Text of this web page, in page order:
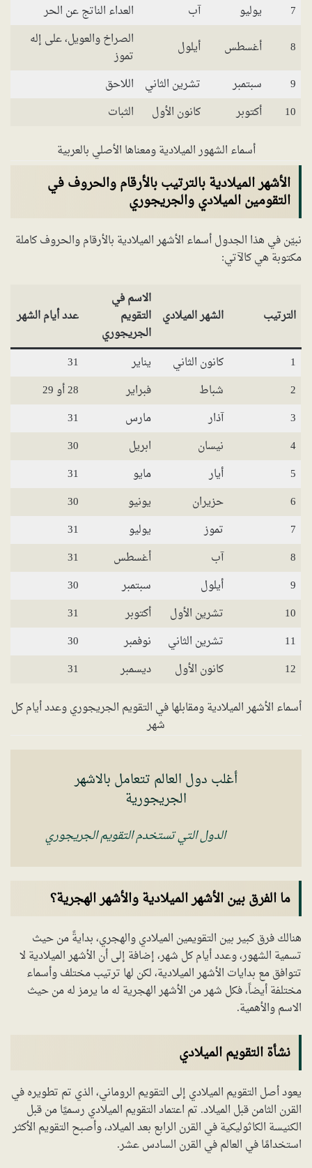
7
يوليو آب
العداء الناتج عن الحر
8
أغسطس أيلول
الصراخ والعويل، على إله
تموز
9
سبتمبر تشرين الثاني
اللاحق
10
أكتوبر كانون الأول
الثبات
أسماء الشهور الميلادية ومعناها الأصلي بالعربية
الأشهر الميلادية بالترتيب بالأرقام والحروف في
التقومين الميلادي والجريجوري
نبيّن في هذا الجدول أسماء الأشهر الميلادية بالأرقام والحروف كاملة
مكتوبة هي كالآتي:
الترتيب الشهر الميلادي
الاسم في
التقويم
الجريجوري
عدد أيام الشهر
1 كانون الثاني يناير
31
2
شباط فبراير
28 أو 29
3
آذار مارس
31
4
نيسان ابريل
30
5
أيار مايو
31
6
حزيران يونيو
30
7
تموز يوليو
31
8
آب أغسطس
31
9
أيلول سبتمبر
30
10
تشرين الأول أكتوبر
31
11
تشرين الثاني نوفمبر
30
12
كانون الأول ديسمبر
31
أسماء الأشهر الميلادية ومقابلها في التقويم الجريجوري وعدد أيام كل
شهر
أغلب دول العالم تتعامل بالاشهر
الجريجورية
الدول التي تستخدم التقويم الجريجوري
ما الفرق بين الأشهر الميلادية والأشهر الهجرية؟
هنالك فرق كبير بين التقويمين الميلادي والهجري، بدايةً من حيث
تسمية الشهور، وعدد أيام كل شهر، إضافة إلى أن الأشهر الميلادية لا
تتوافق مع بدايات الأشهر الميلادية، لكن لها ترتيب مختلف وأسماء
مختلفة أيضاً، فكل شهر من الأشهر الهجرية له ما يرمز له من حيث
الاسم والأهمية.
نشأة التقويم الميلادي
يعود أصل التقويم الميلادي إلى التقويم الروماني، الذي تم تطويره في
القرن الثامن قبل الميلاد. تم اعتماد التقويم الميلادي رسميًا من قبل
الكنيسة الكاثوليكية في القرن الرابع بعد الميلاد، وأصبح التقويم الأكثر
استخدامًا في العالم في القرن السادس عشر.